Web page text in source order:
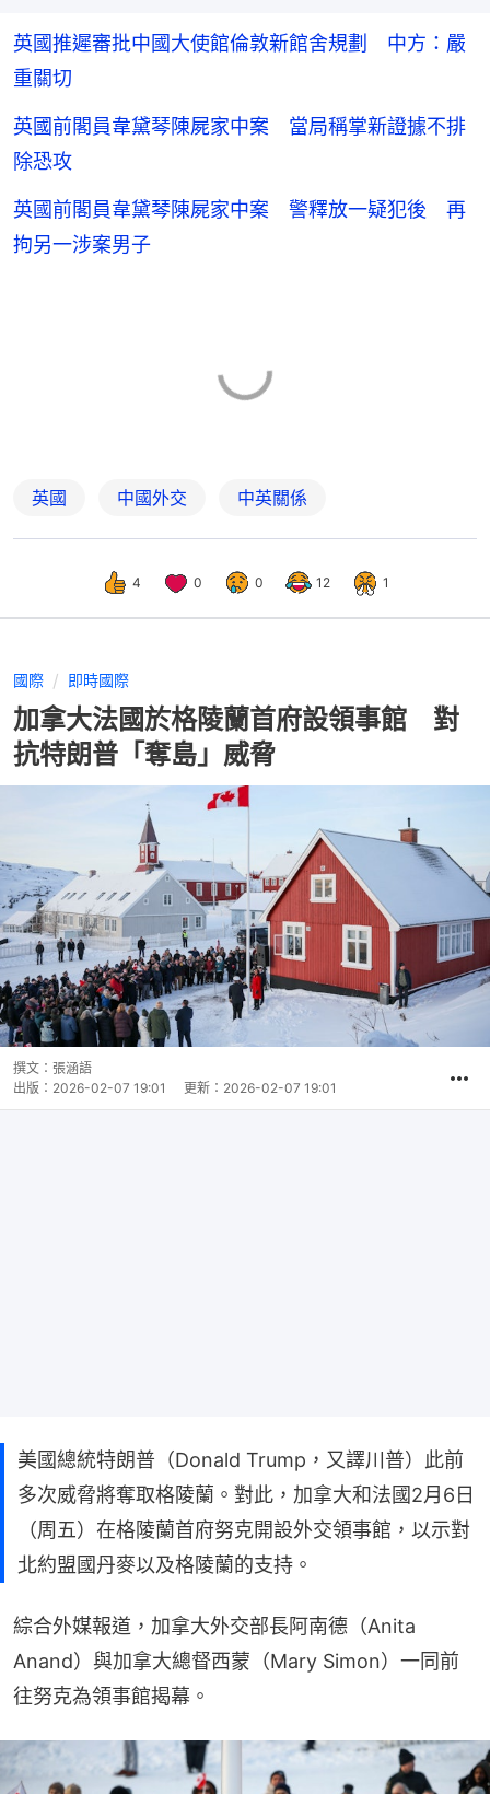
英國推遲審批中國大使館倫敦新館舍規劃 中方：嚴
重關切
英國前閣員韋黛琴陳屍家中案 當局稱掌新證據不排
除恐攻
英國前閣員韋黛琴陳屍家中案 警釋放一疑犯後 再
拘另一涉案男子
英國 中國外交 中英關係
4 0 0 12 1
國際 即時國際
加拿大法國於格陵蘭首府設領事館 對
抗特朗普「奪島」威脅
撰文： 張涵語
出版： 2026-02-07 19:01 更新： 2026-02-07 19:01
美國總統特朗普（Donald Trump，又譯川普）此前
多次威脅將奪取格陵蘭。對此，加拿大和法國2月6日
（周五）在格陵蘭首府努克開設外交領事館，以示對
北約盟國丹麥以及格陵蘭的支持。
綜合外媒報道，加拿大外交部長阿南德（Anita
Anand）與加拿大總督西蒙（Mary Simon）一同前
往努克為領事館揭幕。